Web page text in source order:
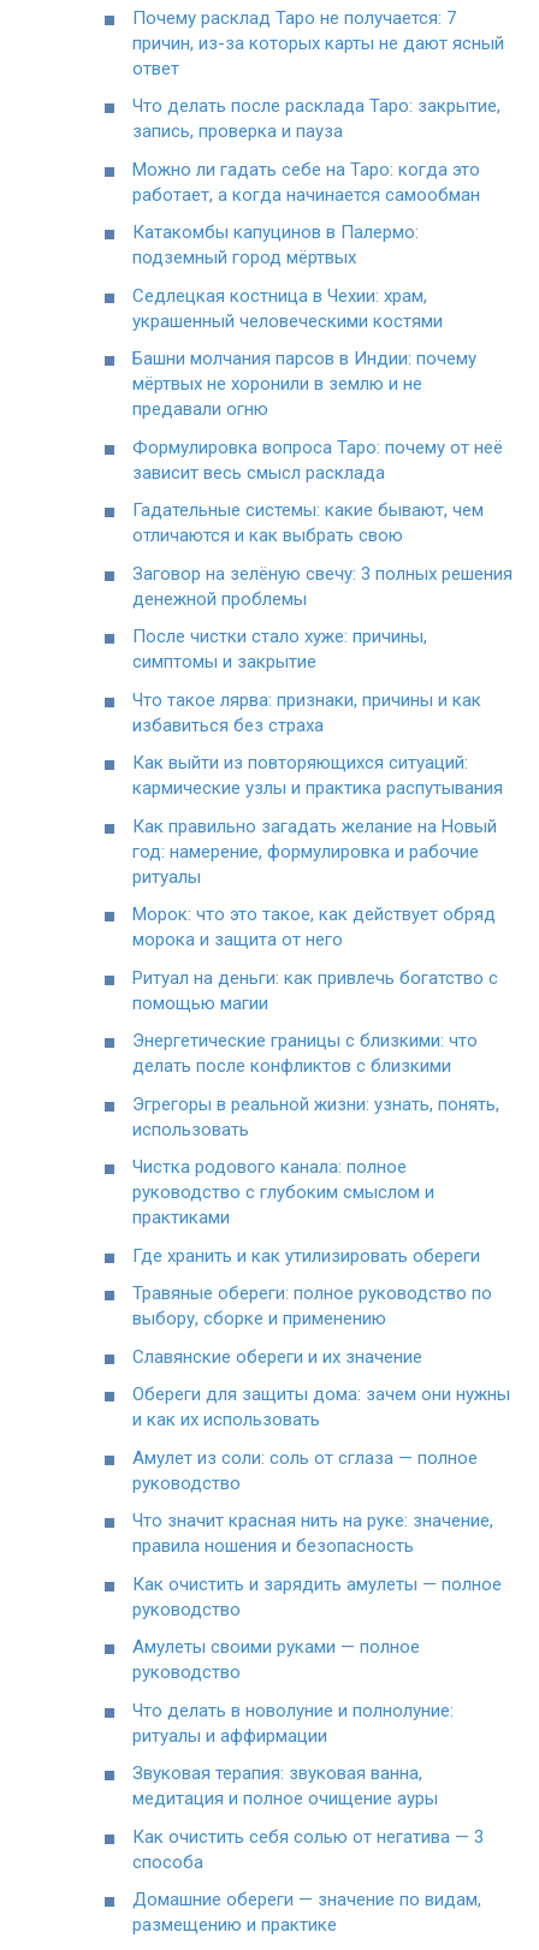
Почему расклад Таро не получается: 7
причин, из-за которых карты не дают ясный
ответ
Что делать после расклада Таро: закрытие,
запись, проверка и пауза
Можно ли гадать себе на Таро: когда это
работает, а когда начинается самообман
Катакомбы капуцинов в Палермо:
подземный город мёртвых
Седлецкая костница в Чехии: храм,
украшенный человеческими костями
Башни молчания парсов в Индии: почему
мёртвых не хоронили в землю и не
предавали огню
Формулировка вопроса Таро: почему от неё
зависит весь смысл расклада
Гадательные системы: какие бывают, чем
отличаются и как выбрать свою
Заговор на зелёную свечу: 3 полных решения
денежной проблемы
После чистки стало хуже: причины,
симптомы и закрытие
Что такое лярва: признаки, причины и как
избавиться без страха
Как выйти из повторяющихся ситуаций:
кармические узлы и практика распутывания
Как правильно загадать желание на Новый
год: намерение, формулировка и рабочие
ритуалы
Морок: что это такое, как действует обряд
морока и защита от него
Ритуал на деньги: как привлечь богатство с
помощью магии
Энергетические границы с близкими: что
делать после конфликтов с близкими
Эгрегоры в реальной жизни: узнать, понять,
использовать
Чистка родового канала: полное
руководство с глубоким смыслом и
практиками
Где хранить и как утилизировать обереги
Травяные обереги: полное руководство по
выбору, сборке и применению
Славянские обереги и их значение
Обереги для защиты дома: зачем они нужны
и как их использовать
Амулет из соли: соль от сглаза — полное
руководство
Что значит красная нить на руке: значение,
правила ношения и безопасность
Как очистить и зарядить амулеты — полное
руководство
Амулеты своими руками — полное
руководство
Что делать в новолуние и полнолуние:
ритуалы и аффирмации
Звуковая терапия: звуковая ванна,
медитация и полное очищение ауры
Как очистить себя солью от негатива — 3
способа
Домашние обереги — значение по видам,
размещению и практике